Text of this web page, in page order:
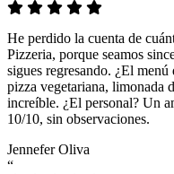
He perdido la cuenta de
Pizzeria, porque seamos
sigues regresando. ¿El
pizza vegetariana, limonada
increíble. ¿El personal? Un
10/10, sin observaciones.
Jennefer Oliva
“